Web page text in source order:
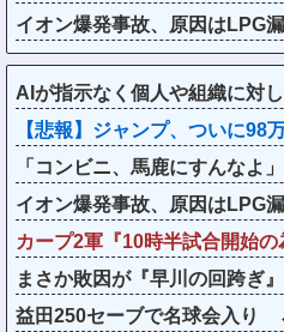
イオン爆発事故、原因はLPG
AIが指示なく個人や組織に対
【悲報】ジャンプ、ついに98
「コンビニ、馬鹿にすんなよ
イオン爆発事故、原因はLPG
カープ2軍『10時半試合開始
まさか敗因が『早川の回跨ぎ
益田250セーブで名球会入り